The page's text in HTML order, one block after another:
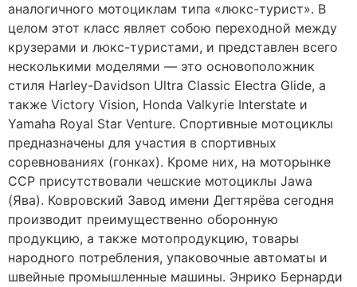
аналогичного мотоциклам типа «люкс-турист». В
целом этот класс являет собою переходной между
крузерами и люкс-туристами, и представлен всего
несколькими моделями — это основоположник
стиля Harley-Davidson Ultra Classic Electra Glide, а
также Victory Vision, Honda Valkyrie Interstate и
Yamaha Royal Star Venture. Спортивные мотоциклы
предназначены для участия в спортивных
соревнованиях (гонках). Кроме них, на моторынке
ССР присутствовали чешские мотоциклы Jawa
(Ява). Ковровский Завод имени Дегтярёва сегодня
производит преимущественно оборонную
продукцию, а также мотопродукцию, товары
народного потребления, упаковочные автоматы и
швейные промышленные машины. Энрико Бернарди